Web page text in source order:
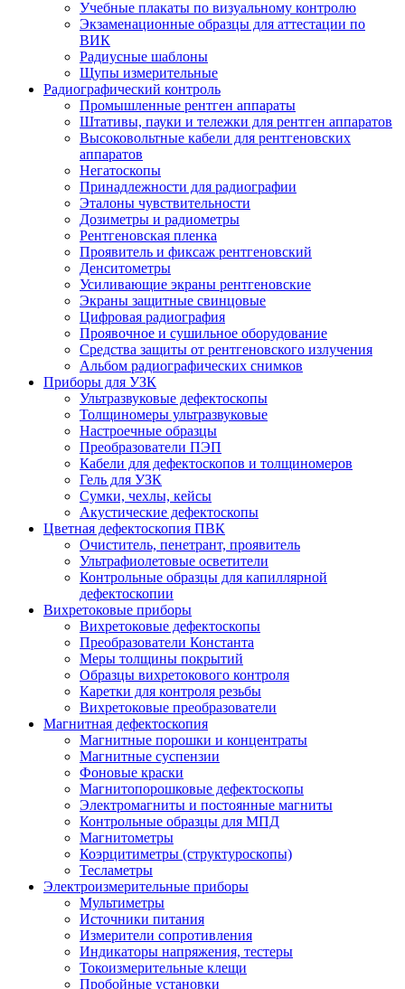
Учебные плакаты по визуальному контролю
Экзаменационные образцы для аттестации по
ВИК
Радиусные шаблоны
Щупы измерительные
Радиографический контроль
Промышленные рентген аппараты
Штативы, пауки и тележки для рентген аппаратов
Высоковольтные кабели для рентгеновских
аппаратов
Негатоскопы
Принадлежности для радиографии
Эталоны чувствительности
Дозиметры и радиометры
Рентгеновская пленка
Проявитель и фиксаж рентгеновский
Денситометры
Усиливающие экраны рентгеновские
Экраны защитные свинцовые
Цифровая радиография
Проявочное и сушильное оборудование
Средства защиты от рентгеновского излучения
Альбом радиографических снимков
Приборы для УЗК
Ультразвуковые дефектоскопы
Толщиномеры ультразвуковые
Настроечные образцы
Преобразователи ПЭП
Кабели для дефектоскопов и толщиномеров
Гель для УЗК
Сумки, чехлы, кейсы
Акустические дефектоскопы
Цветная дефектоскопия ПВК
Очиститель, пенетрант, проявитель
Ультрафиолетовые осветители
Контрольные образцы для капиллярной
дефектоскопии
Вихретоковые приборы
Вихретоковые дефектоскопы
Преобразователи Константа
Меры толщины покрытий
Образцы вихретокового контроля
Каретки для контроля резьбы
Вихретоковые преобразователи
Магнитная дефектоскопия
Магнитные порошки и концентраты
Магнитные суспензии
Фоновые краски
Магнитопорошковые дефектоскопы
Электромагниты и постоянные магниты
Контрольные образцы для МПД
Магнитометры
Коэрцитиметры (структуроскопы)
Тесламетры
Электроизмерительные приборы
Мультиметры
Источники питания
Измерители сопротивления
Индикаторы напряжения, тестеры
Токоизмерительные клещи
Пробойные установки